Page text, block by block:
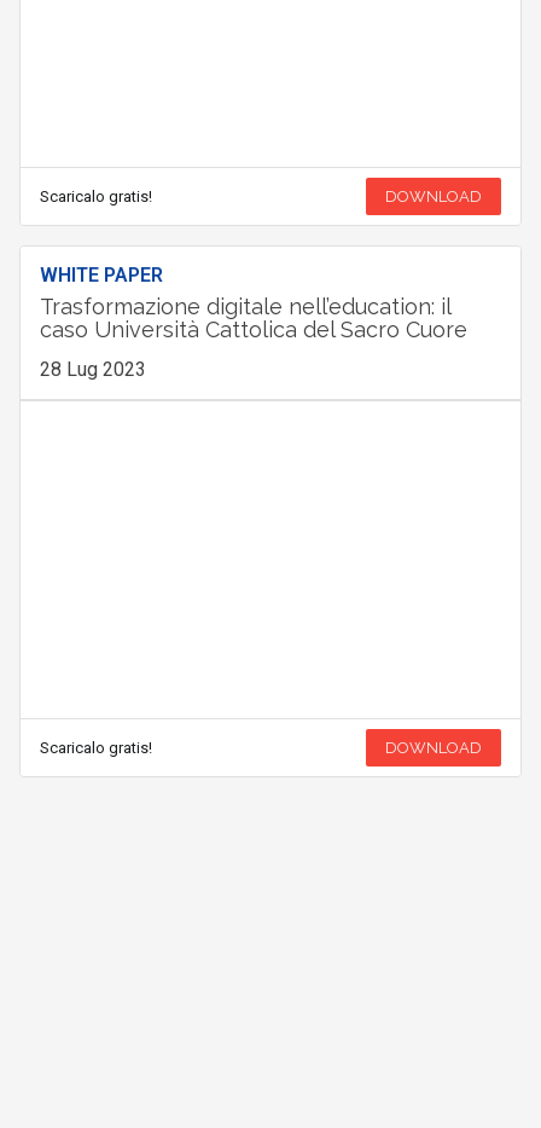
Scaricalo gratis! DOWNLOAD
WHITE PAPER
Trasformazione digitale nell’education: il
caso Università Cattolica del Sacro Cuore
28 Lug 2023
Scaricalo gratis! DOWNLOAD